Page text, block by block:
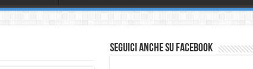
Seguici anche su Facebook